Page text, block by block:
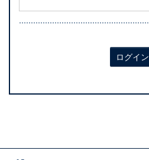
ログイン